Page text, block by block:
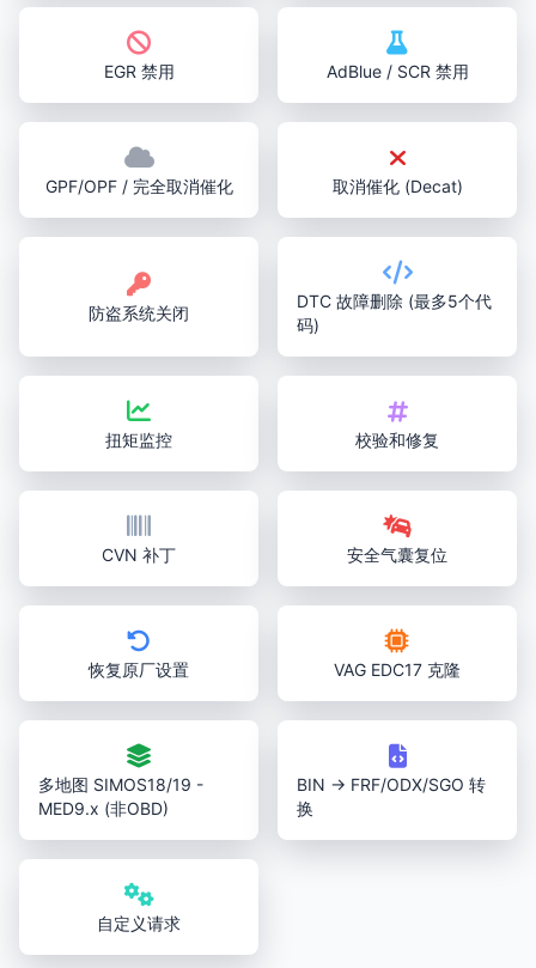
EGR 禁用 AdBlue / SCR 禁用
GPF/OPF / 完全取消催化 取消催化 (Decat)
防盗系统关闭
DTC 故障删除 (最多5个代
码)
扭矩监控 校验和修复
CVN 补丁 安全气囊复位
恢复原厂设置 VAG EDC17 克隆
多地图 SIMOS18/19 -
MED9.x (非OBD)
BIN → FRF/ODX/SGO 转
换
自定义请求